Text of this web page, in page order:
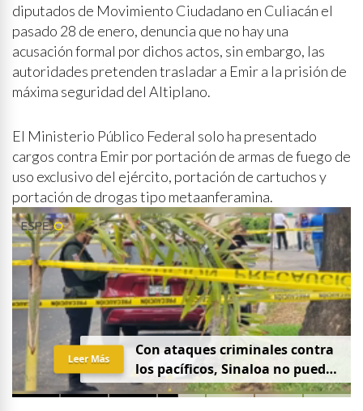
diputados de Movimiento Ciudadano en Culiacán el
pasado 28 de enero, denuncia que no hay una
acusación formal por dichos actos, sin embargo, las
autoridades pretenden trasladar a Emir a la prisión de
máxima seguridad del Altiplano.
El Ministerio Público Federal solo ha presentado
cargos contra Emir por portación de armas de fuego de
uso exclusivo del ejército, portación de cartuchos y
portación de drogas tipo metaanferamina.
Con ataques criminales contra
los pacíficos, Sinaloa no puede
hablar de paz
Leer Más